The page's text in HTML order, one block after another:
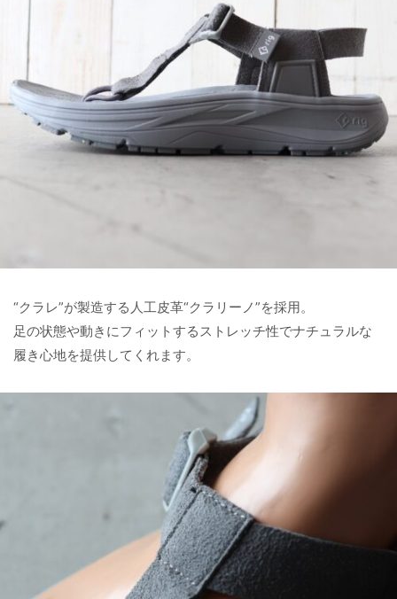
“クラレ”が製造する人工皮革“クラリーノ”を採用。
足の状態や動きにフィットするストレッチ性でナチュラルな
履き心地を提供してくれます。